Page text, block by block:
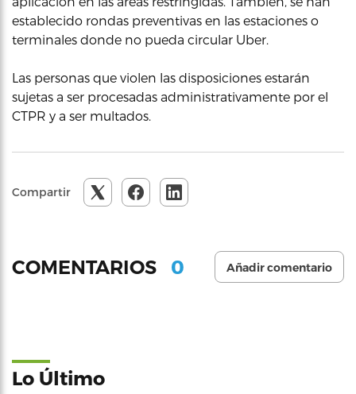
establecido rondas preventivas en las estaciones o
terminales donde no pueda circular Uber.
Las personas que violen las disposiciones estarán
sujetas a ser procesadas administrativamente por el
CTPR y a ser multados.
Compartir
COMENTARIOS 0 Añadir comentario
Lo Último